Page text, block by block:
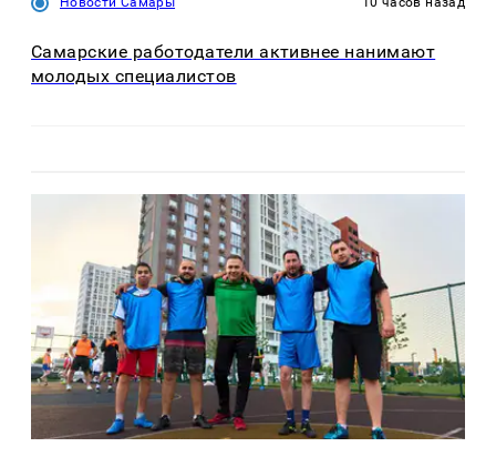
Самарские работодатели активнее нанимают
молодых специалистов